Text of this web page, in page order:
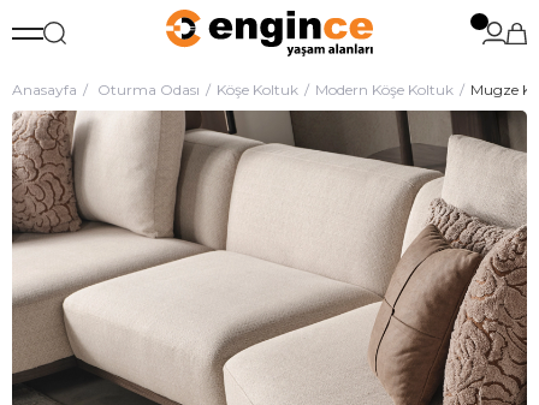
Anasayfa Oturma Odası Köşe Koltuk Modern Köşe Koltuk Mugze